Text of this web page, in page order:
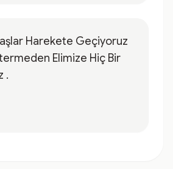
Harekete Geçiyoruz
Elimize Hiç Bir
.